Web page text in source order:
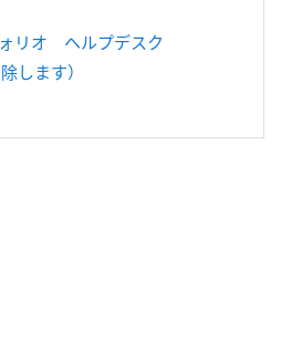
リオ ヘルプデスク
します）